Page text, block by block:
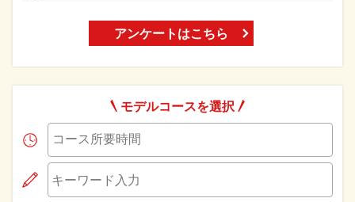
アンケートはこちら
モデルコースを選択